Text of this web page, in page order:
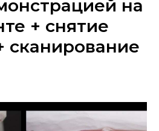
на
+ снятие
сканирование